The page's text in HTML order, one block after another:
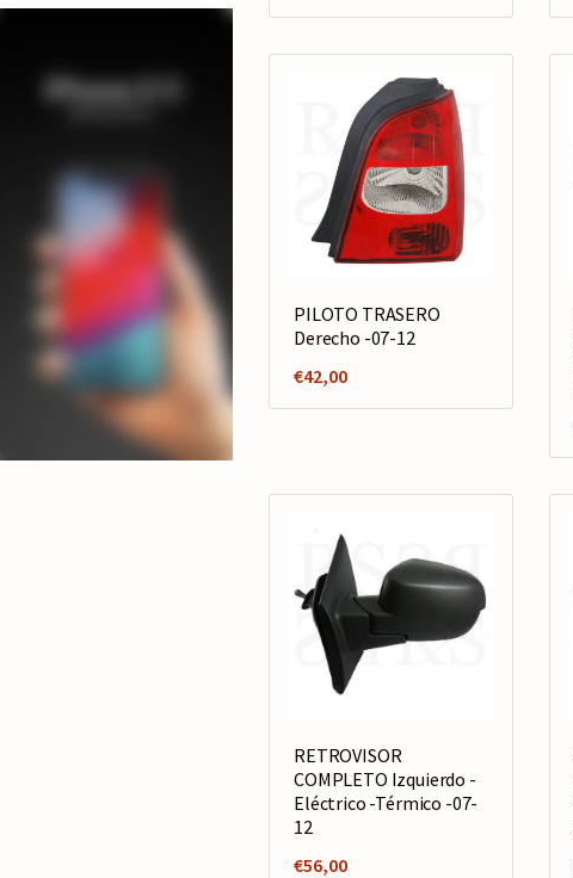
PILOTO TRASERO
Derecho -07-12
€42,00
RETROVISOR
COMPLETO Izquierdo -
Eléctrico -Térmico -07-
12
€56,00